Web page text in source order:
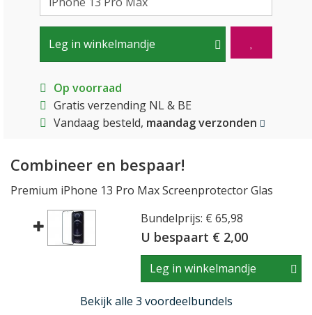
Leg in winkelmandje
Op voorraad
Gratis verzending NL & BE
Vandaag besteld, maandag verzonden
Combineer en bespaar!
Premium iPhone 13 Pro Max Screenprotector Glas
Bundelprijs: € 65,98
U bespaart € 2,00
Leg in winkelmandje
Bekijk alle 3 voordeelbundels